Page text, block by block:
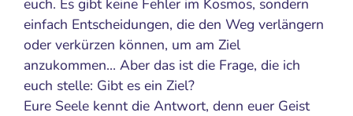
euch. Es gibt keine Fehler im Kosmos, sondern
einfach Entscheidungen, die den Weg verlängern
oder verkürzen können, um am Ziel
anzukommen… Aber das ist die Frage, die ich
euch stelle: Gibt es ein Ziel?
Eure Seele kennt die Antwort, denn euer Geist